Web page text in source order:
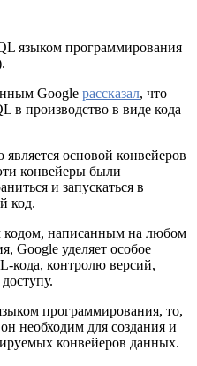
языком программирования
Google рассказал, что
в производство в виде кода
основой конвейеров
конвейеры были
и запускаться в
код.
кодом, написанным на любом
Google уделяет особое
кода, контролю версий,
программирования, то,
необходим для создания и
конвейеров данных.